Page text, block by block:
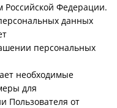
Российской Федерации.
данных
персональных
необходимые
для
Пользователя от